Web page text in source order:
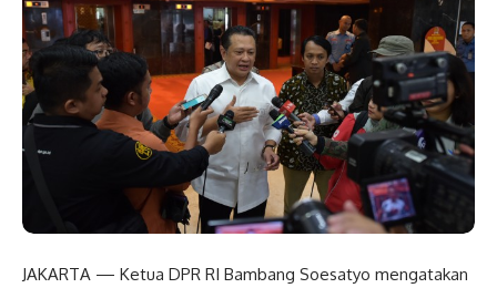
JAKARTA — Ketua DPR RI Bambang Soesatyo mengatakan